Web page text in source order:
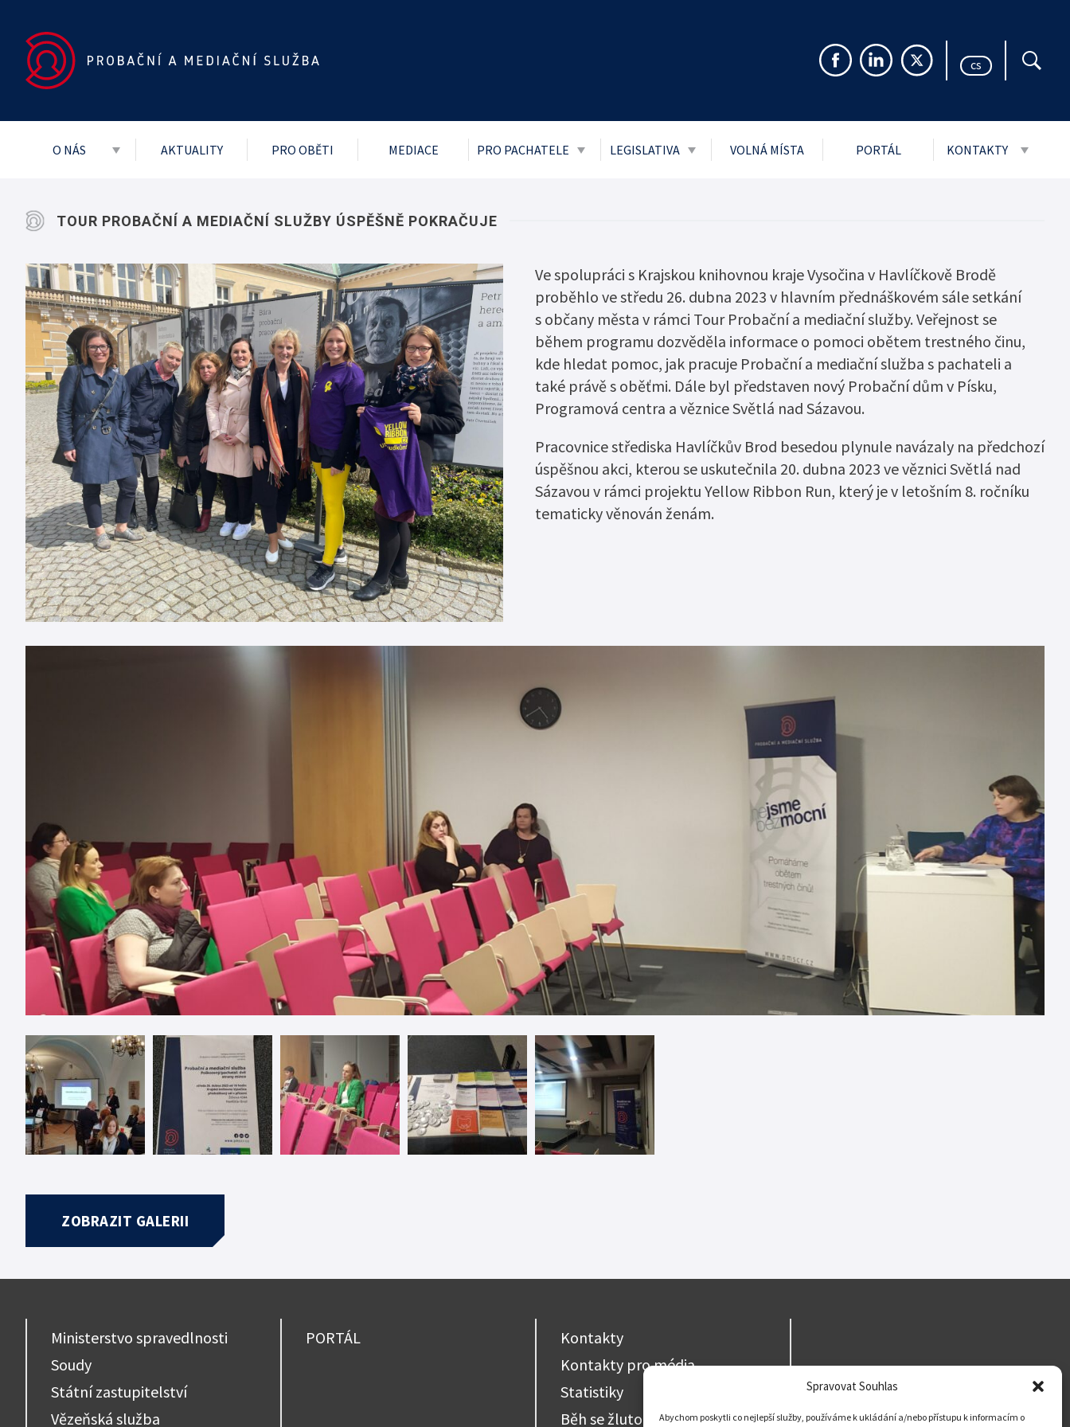
Spravovat Souhlas
Abychom poskytli co nejlepší služby, používáme k ukládání a/nebo přístupu k informacím o
cs
O NÁS
Vedení služby
Projekty
AKTUALITY PRO OBĚTI MEDIACE PRO PACHATELE
Probace
Parole
Trest zákazu vstupu
Trest domácího vězení
Elektronický monitorovací systém
Resocializační programy
Probační dům
LEGISLATIVA
Boj proti korupci
Informace o příjmu podání
Informace poskytnuté PMS
Zaměstnávání odsouzených osob –
usnesení
Certifikát „Bezpečný úřad“
Nabídka nepotřebného majetku
VOLNÁ MÍSTA PORTÁL KONTAKTY
TOUR PROBAČNÍ A MEDIAČNÍ SLUŽBY ÚSPĚŠNĚ POKRAČUJE
Ve spolupráci s Krajskou knihovnou kraje Vysočina v Havlíčkově Brodě
proběhlo ve středu 26. dubna 2023 v hlavním přednáškovém sále setkání
s občany města v rámci Tour Probační a mediační služby. Veřejnost se
během programu dozvěděla informace o pomoci obětem trestného činu,
kde hledat pomoc, jak pracuje Probační a mediační služba s pachateli a
také právě s oběťmi. Dále byl představen nový Probační dům v Písku,
Programová centra a věznice Světlá nad Sázavou.
Pracovnice střediska Havlíčkův Brod besedou plynule navázaly na předchozí
úspěšnou akci, kterou se uskutečnila 20. dubna 2023 ve věznici Světlá nad
Sázavou v rámci projektu Yellow Ribbon Run, který je v letošním 8. ročníku
tematicky věnován ženám.
ZOBRAZIT GALERII
Ministerstvo spravedlnosti
Soudy
Státní zastupitelství
Vězeňská služba
PORTÁL
Kontakty
Kontakty pro média
Statistiky
Běh se žlutou stužkou